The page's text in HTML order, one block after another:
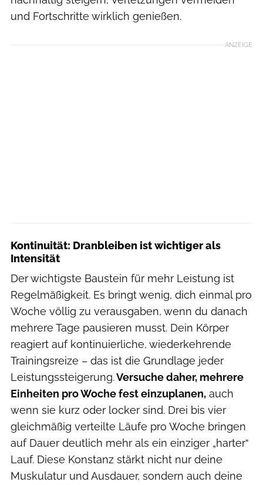
und Fortschritte wirklich genießen.
ANZEIGE
Kontinuität: Dranbleiben ist wichtiger als
Intensität
Der wichtigste Baustein für mehr Leistung ist
Regelmäßigkeit. Es bringt wenig, dich einmal pro
Woche völlig zu verausgaben, wenn du danach
mehrere Tage pausieren musst. Dein Körper
reagiert auf kontinuierliche, wiederkehrende
Trainingsreize – das ist die Grundlage jeder
Leistungssteigerung.Versuche daher, mehrere
Einheiten pro Woche fest einzuplanen, auch
wenn sie kurz oder locker sind. Drei bis vier
gleichmäßig verteilte Läufe pro Woche bringen
auf Dauer deutlich mehr als ein einziger „harter“
Lauf. Diese Konstanz stärkt nicht nur deine
Muskulatur und Ausdauer, sondern auch deine